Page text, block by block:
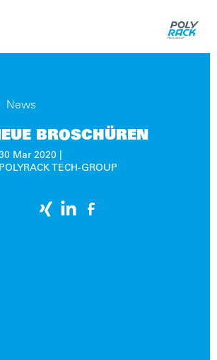
News
BROSCHÜREN
Mar 2020
POLYRACK TECH-GROUP